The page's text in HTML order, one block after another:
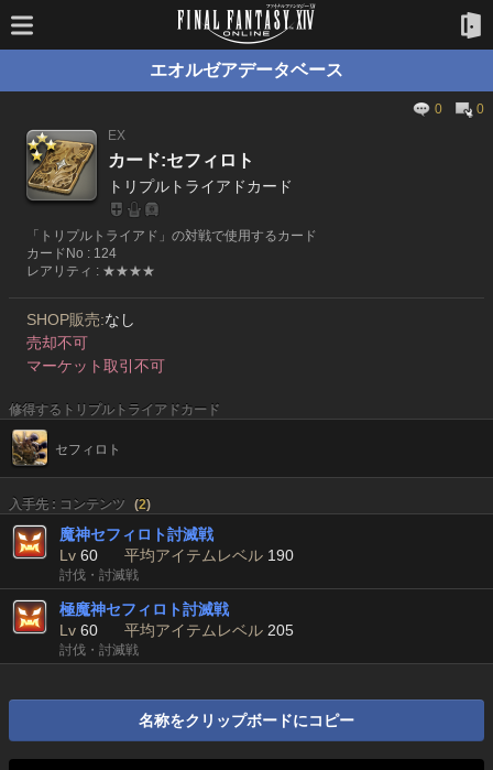
エオルゼアデータベース
0
0
EX
カード:セフィロト
トリプルトライアドカード
「トリプルトライアド」の対戦で使用するカード
カードNo : 124
レアリティ : ★★★★
SHOP販売:なし
売却不可
マーケット取引不可
修得するトリプルトライアドカード
セフィロト
入手先 : コンテンツ (2)
魔神セフィロト討滅戦
Lv 60 平均アイテムレベル 190
討伐・討滅戦
極魔神セフィロト討滅戦
Lv 60 平均アイテムレベル 205
討伐・討滅戦
名称をクリップボードにコピー